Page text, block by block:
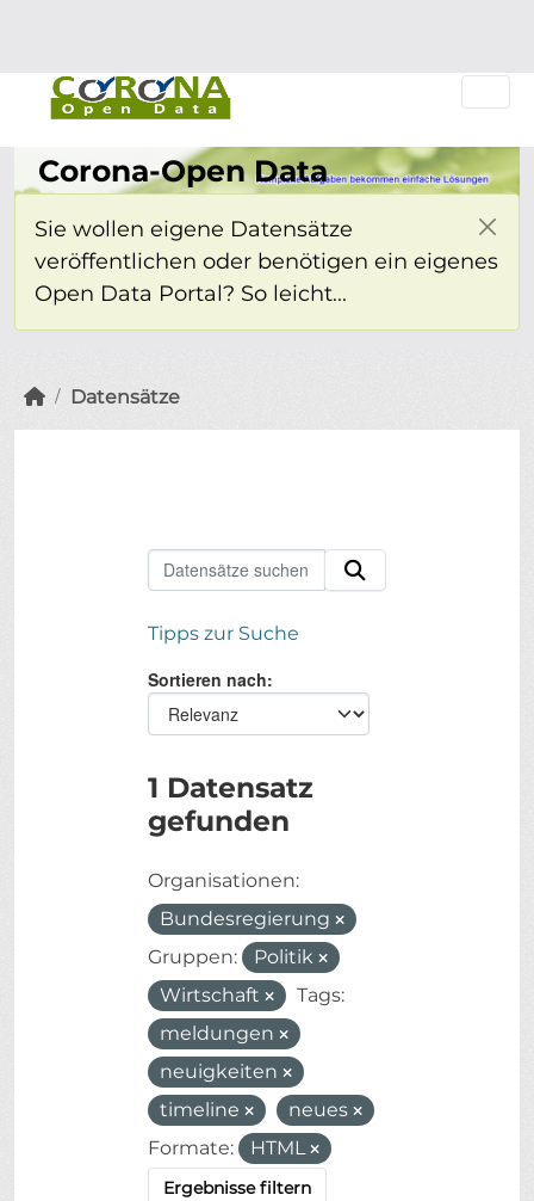
Corona-Open Data
Sie wollen eigene Datensätze
veröffentlichen oder benötigen ein eigenes
Open Data Portal? So leicht...
Datensätze
Tipps zur Suche
Sortieren nach
1 Datensatz
gefunden
Organisationen:
Bundesregierung
Gruppen:
Politik
Wirtschaft
Tags:
meldungen
neuigkeiten
timeline
neues
Formate:
HTML
Ergebnisse filtern